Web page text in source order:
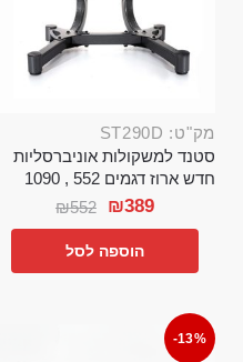
מק"ט: ST290D
סטנד למשקולות אוניברסליות
חדש ארוז דגמים 552 , 1090
₪552 ₪389
הוספה לסל
-13%